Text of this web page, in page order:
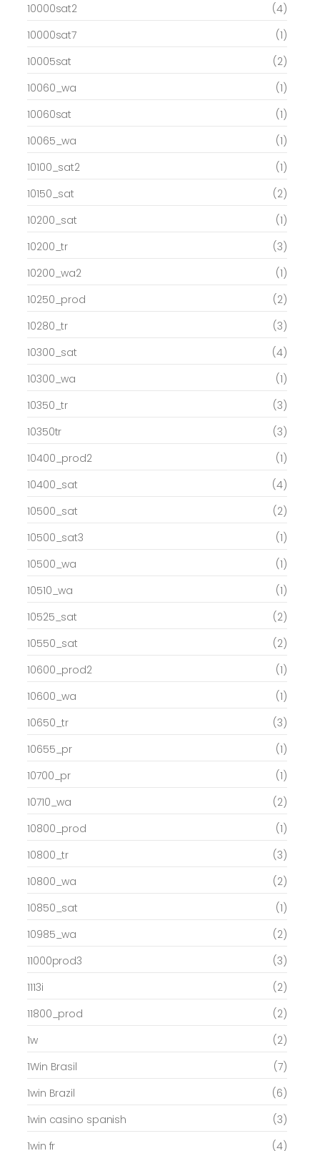
10000sat2
(4)
10000sat7
(1)
10005sat
(2)
10060_wa
(1)
10060sat
(1)
10065_wa
(1)
10100_sat2
(1)
10150_sat
(2)
10200_sat
(1)
10200_tr
(3)
10200_wa2
(1)
10250_prod
(2)
10280_tr
(3)
10300_sat
(4)
10300_wa
(1)
10350_tr
(3)
10350tr
(3)
10400_prod2
(1)
10400_sat
(4)
10500_sat
(2)
10500_sat3
(1)
10500_wa
(1)
10510_wa
(1)
10525_sat
(2)
10550_sat
(2)
10600_prod2
(1)
10600_wa
(1)
10650_tr
(3)
10655_pr
(1)
10700_pr
(1)
10710_wa
(2)
10800_prod
(1)
10800_tr
(3)
10800_wa
(2)
10850_sat
(1)
10985_wa
(2)
11000prod3
(3)
1113i
(2)
11800_prod
(2)
1w
(2)
1Win Brasil
(7)
1win Brazil
(6)
1win casino spanish
(3)
1win fr
(4)